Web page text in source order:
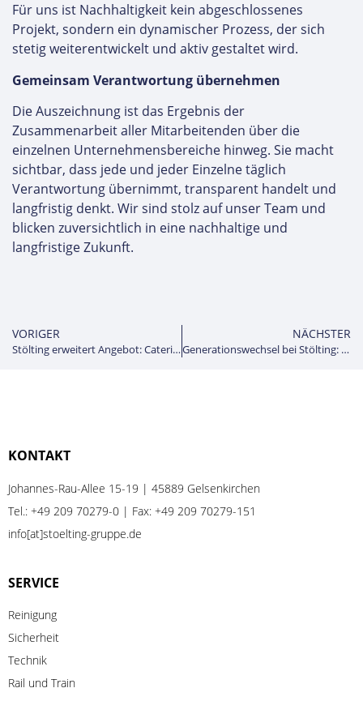
Für uns ist Nachhaltigkeit kein abgeschlossenes
Projekt, sondern ein dynamischer Prozess, der sich
stetig weiterentwickelt und aktiv gestaltet wird.
Gemeinsam Verantwortung übernehmen
Die Auszeichnung ist das Ergebnis der
Zusammenarbeit aller Mitarbeitenden über die
einzelnen Unternehmensbereiche hinweg. Sie macht
sichtbar, dass jede und jeder Einzelne täglich
Verantwortung übernimmt, transparent handelt und
langfristig denkt. Wir sind stolz auf unser Team und
blicken zuversichtlich in eine nachhaltige und
langfristige Zukunft.
VORIGER
Stölting erweitert Angebot: Catering stärkt Position als ganzheitlicher Servicepartner
NÄCHSTER
Generationswechsel bei Stölting: Verantwortung, die weiterwächst
KONTAKT
Johannes-Rau-Allee 15-19 | 45889 Gelsenkirchen
Tel.: +49 209 70279-0 | Fax: +49 209 70279-151
info[at]stoelting-gruppe.de
SERVICE
Reinigung
Sicherheit
Technik
Rail und Train